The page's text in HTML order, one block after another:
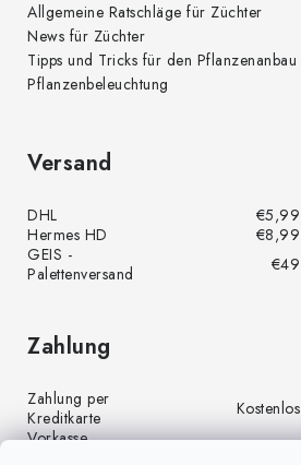
Allgemeine Ratschläge für Züchter
News für Züchter
Tipps und Tricks für den Pflanzenanbau
Pflanzenbeleuchtung
Versand
DHL
€5,99
Hermes HD
€8,99
GEIS -
Palettenversand
€49
Zahlung
Zahlung per
Kreditkarte
Kostenlos
Vorkasse